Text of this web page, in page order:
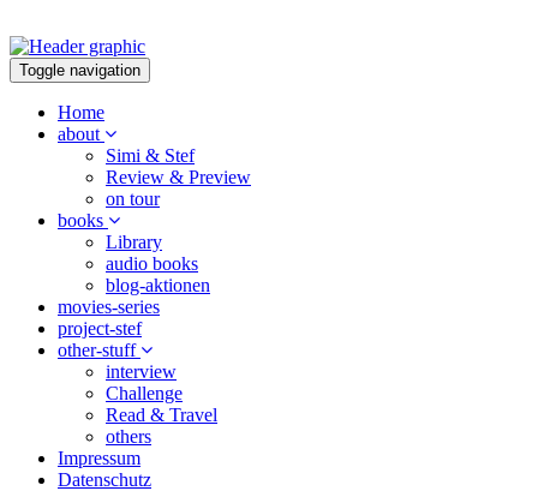
Toggle navigation
Home
about
Simi & Stef
Review & Preview
on tour
books
Library
audio books
blog-aktionen
movies-series
project-stef
other-stuff
interview
Challenge
Read & Travel
others
Impressum
Datenschutz